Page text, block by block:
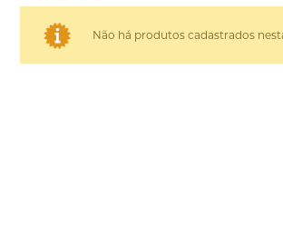
Não há produtos cadastrados